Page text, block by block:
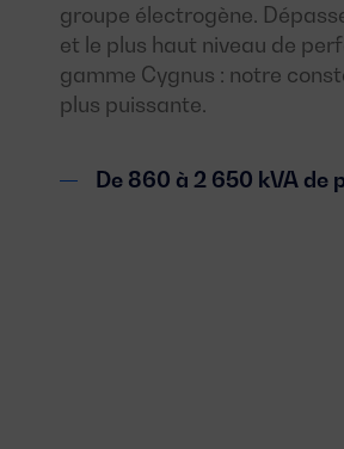
groupe électrogène.
et le plus haut niveau de
gamme Cygnus : notre
plus puissante.
De 860 à 2 650 kVA de